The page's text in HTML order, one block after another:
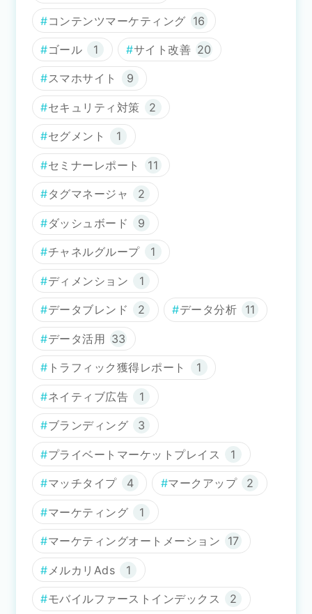
コンテンツマーケティング 16
ゴール 1 サイト改善 20
スマホサイト 9
セキュリティ対策 2
セグメント 1
セミナーレポート 11
タグマネージャ 2
ダッシュボード 9
チャネルグループ 1
ディメンション 1
データブレンド 2 データ分析 11
データ活用 33
トラフィック獲得レポート 1
ネイティブ広告 1
ブランディング 3
プライベートマーケットプレイス 1
マッチタイプ 4 マークアップ 2
マーケティング 1
マーケティングオートメーション 17
メルカリAds 1
モバイルファーストインデックス 2